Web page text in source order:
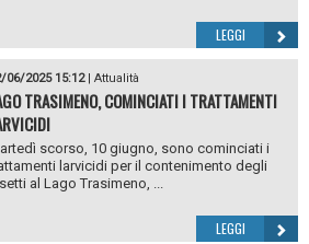
LEGGI
06/2025 15:12| Attualità
TRASIMENO, COMINCIATI I TRATTAMENTI
scorso, 10 giugno, sono cominciati i
larvicidi per il contenimento degli
al Lago Trasimeno, ...
LEGGI